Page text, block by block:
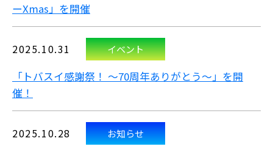
ーXmas」を開催
2025.10.31 イベント
「トバスイ感謝祭！ ～70周年ありがとう～」を開
催！
2025.10.28 お知らせ